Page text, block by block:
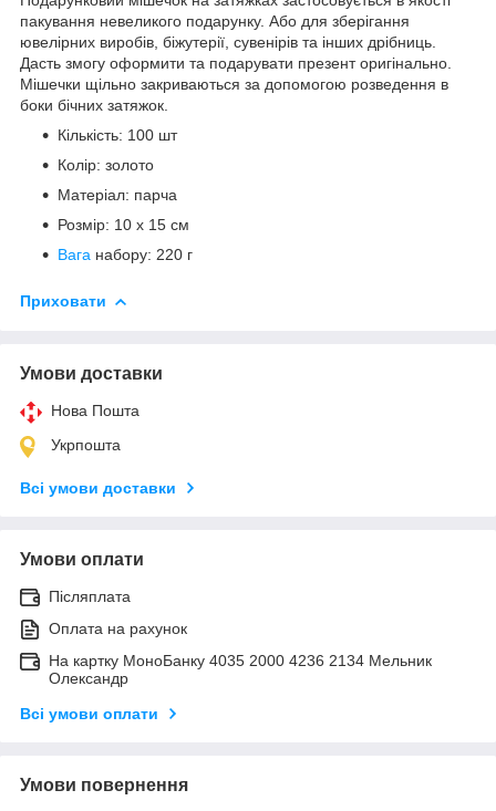
пакування невеликого подарунку. Або для зберігання
ювелірних виробів, біжутерії, сувенірів та інших дрібниць.
Дасть змогу оформити та подарувати презент оригінально.
Мішечки щільно закриваються за допомогою розведення в
боки бічних затяжок.
Кількість: 100 шт
Колір: золото
Матеріал: парча
Розмір: 10 х 15 см
Вага набору: 220 г
Приховати
Умови доставки
Нова Пошта
Укрпошта
Всі умови доставки
Умови оплати
Післяплата
Оплата на рахунок
На картку МоноБанку 4035 2000 4236 2134 Мельник
Олександр
Всі умови оплати
Умови повернення